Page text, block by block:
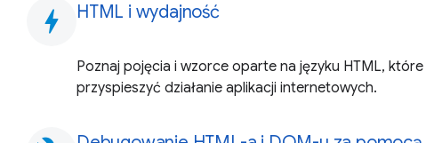
bolt HTML i wydajność
Poznaj pojęcia i wzorce oparte na języku HTML,
przyspieszyć działanie aplikacji internetowych.